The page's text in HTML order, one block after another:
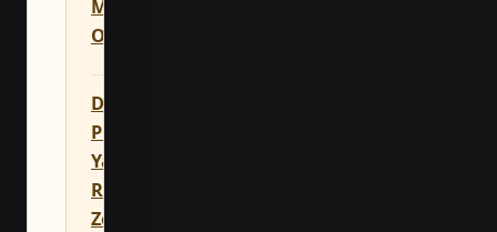
Mimarlık
Ofisi
Denizli
Prefabrik
Yapılarda
Ruhsat
Zemin ve